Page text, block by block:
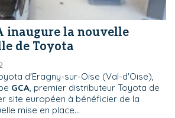
inaugure la nouvelle
de Toyota
d'Eragny-sur-Oise (Val-d'Oise),
GCA, premier distributeur Toyota de
site européen à bénéficier de la
mise en place...